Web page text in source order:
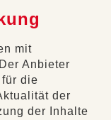
mit
Anbieter
die
der
der Inhalte